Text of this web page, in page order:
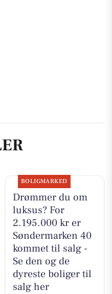
BOLIGMARKED
Drømmer du om
luksus? For
2.195.000 kr er
Søndermarken 40
kommet til salg -
Se den og de
dyreste boliger til
salg her